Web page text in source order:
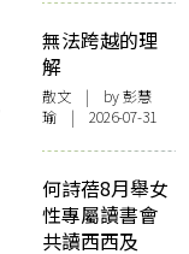
無法跨越的理
解
散文 | by 彭慧
瑜 | 2026-07-31
何詩蓓8月舉女
性專屬讀書會
共讀西西及